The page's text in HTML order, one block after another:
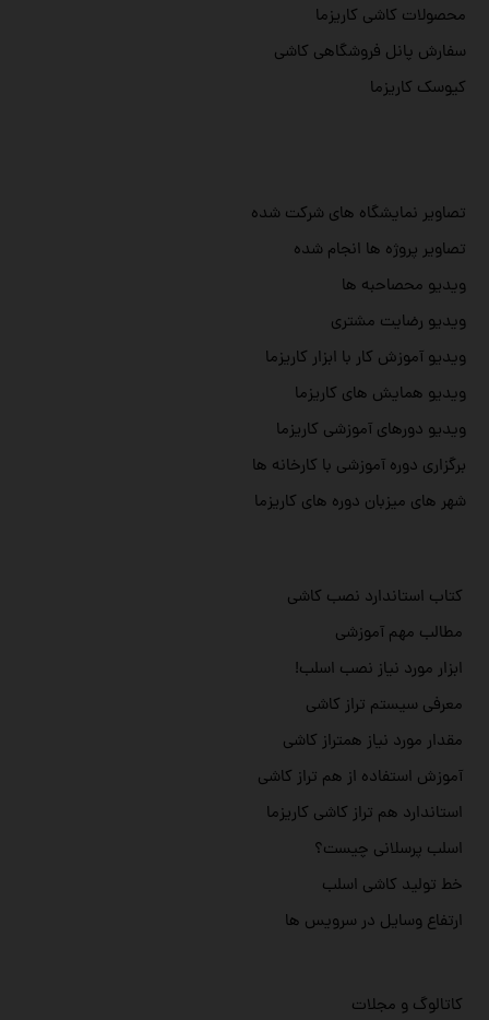
تصاویر نمایشگاه های شرکت شده
تصاویر پروژه ها انجام شده
ویدیو محصاحبه ها
ویدیو رضایت مشتری
ویدیو آموزش کار با ابزار کاریزما
ویدیو همایش های کاریزما
ویدیو دورهای آموزشی کاریزما
برگزاری دوره آموزشی با کارخانه ها
شهر های میزبان دوره های کاریزما
محصولات کاشی کاریزما
سفارش پانل فروشگاهی کاشی
کیوسک کاریزما
کاتالوگ و مجلات
کتاب استاندارد نصب کاشی
مطالب مهم آموزشی
ابزار مورد نیاز نصب اسلب!
معرفی سیستم تراز کاشی
مقدار مورد نیاز همتراز کاشی
آموزش استفاده از هم تراز کاشی
استاندارد هم تراز کاشی کاریزما
اسلب پرسلانی چیست؟
خط تولید کاشی اسلب
ارتفاع وسایل در سرویس ها